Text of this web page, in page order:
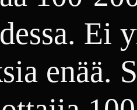
Ei
enää.